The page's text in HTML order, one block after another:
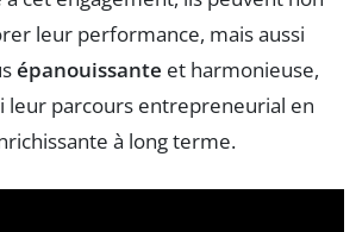
leur performance, mais aussi
épanouissante et harmonieuse,
leur parcours entrepreneurial en
à long terme.